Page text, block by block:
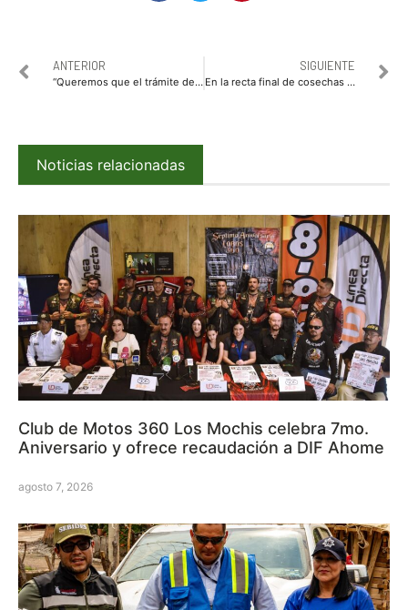
ANTERIOR
“Queremos que el trámite de pasaporte se accesible y fácil”: Karina Haydeé Soto
SIGUIENTE
En la recta final de cosechas y con la llegada de las primeras lluvias, se recomienda la siembra de sesbania: César Galaviz AARFS
Noticias relacionadas
Club de Motos 360 Los Mochis celebra 7mo.
Aniversario y ofrece recaudación a DIF Ahome
agosto 7, 2026